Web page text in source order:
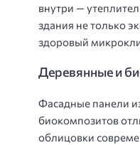
внутри —
здания не только
здоровый
Деревянные и
Фасадные панели
биокомпозитов
облицовки